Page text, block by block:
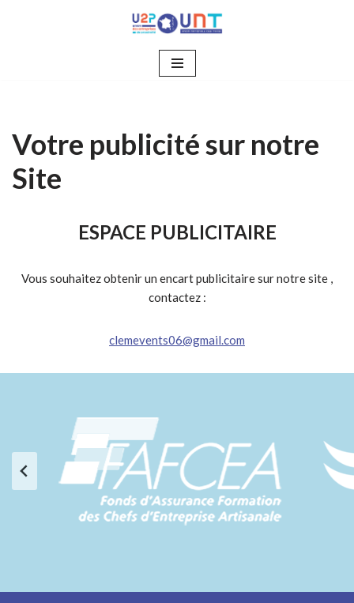
Votre publicité sur notre
Site
ESPACE PUBLICITAIRE
Vous souhaitez obtenir un encart publicitaire sur notre site ,
contactez :
clemevents06@gmail.com